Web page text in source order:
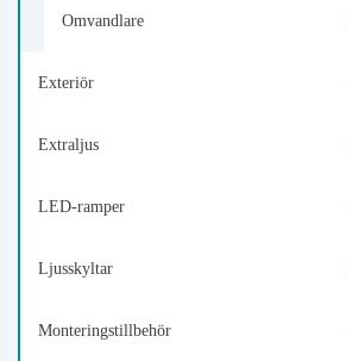
Omvandlare
Exteriör
Extraljus
LED-ramper
Ljusskyltar
Monteringstillbehör